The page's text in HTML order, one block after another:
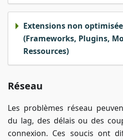
Extensions non
(Frameworks, Plugins,
Ressources)
Réseau
Les problèmes réseau
du lag, des délais ou des
connexion. Ces soucis ont